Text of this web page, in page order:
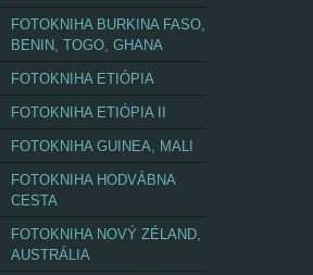
FOTOKNIHA BURKINA FASO,
BENIN, TOGO, GHANA
FOTOKNIHA ETIÓPIA
FOTOKNIHA ETIÓPIA II
FOTOKNIHA GUINEA, MALI
FOTOKNIHA HODVÁBNA
CESTA
FOTOKNIHA NOVÝ ZÉLAND,
AUSTRÁLIA